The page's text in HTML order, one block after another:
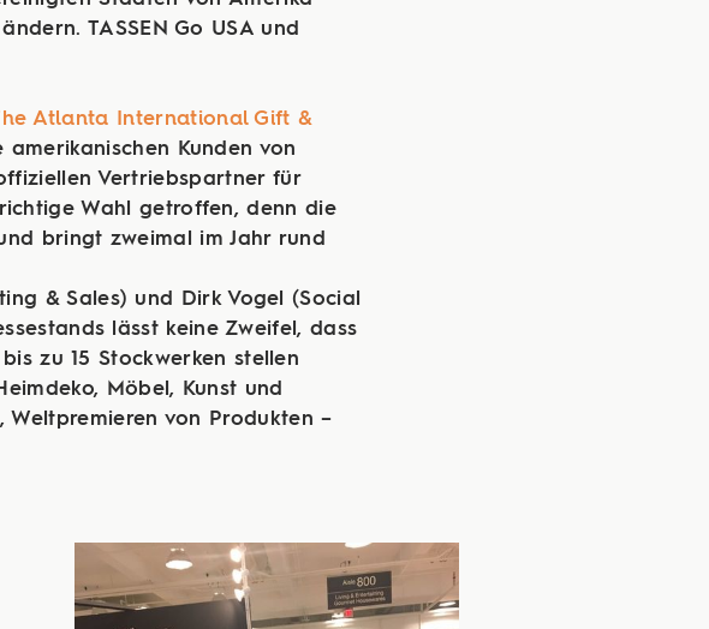
TASSEN Go USA und
Atlanta International Gift &
amerikanischen Kunden von
Vertriebspartner für
Wahl getroffen, denn die
bringt zweimal im Jahr rund
& Sales) und Dirk Vogel (Social
lässt keine Zweifel, dass
zu 15 Stockwerken stellen
Möbel, Kunst und
Weltpremieren von Produkten –